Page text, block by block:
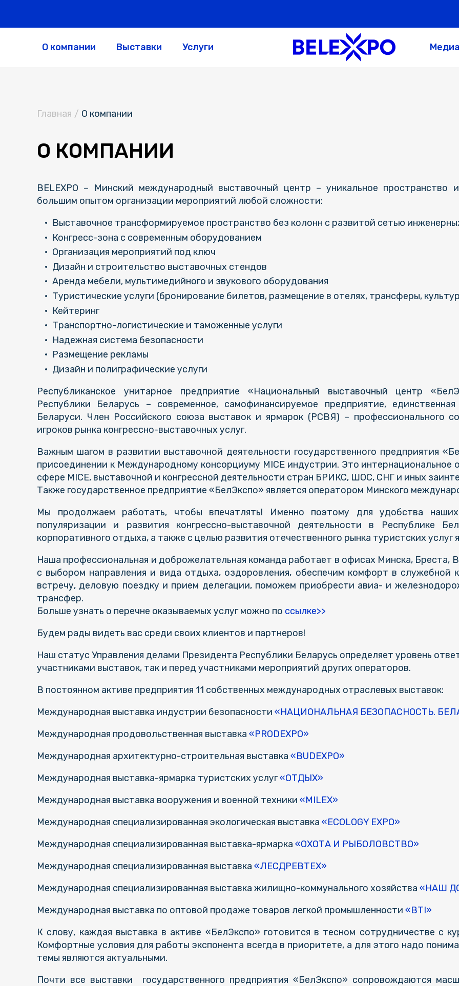
О компании Выставки Услуги Медиа
Главная / О компании
О КОМПАНИИ
BELEXPO – Минский международный выставочный центр – уникальное пространство
большим опытом организации мероприятий любой сложности:
Выставочное трансформируемое пространство без колонн с развитой сетью
Конгресс-зона с современным оборудованием
Организация мероприятий под ключ
Дизайн и строительство выставочных стендов
Аренда мебели, мультимедийного и звукового оборудования
Туристические услуги (бронирование билетов, размещение в отелях, трансферы,
Кейтеринг
Транспортно-логистические и таможенные услуги
Надежная система безопасности
Размещение рекламы
Дизайн и полиграфические услуги
Республиканское унитарное предприятие «Национальный выставочный центр
Республики Беларусь – современное, самофинансируемое предприятие,
Беларуси. Член Российского союза выставок и ярмарок (РСВЯ) – профессионального
игроков рынка конгрессно-выставочных услуг.
Важным шагом в развитии выставочной деятельности государственного предприятия
присоединении к Международному консорциуму MICE индустрии. Это интернациональное
сфере MICE, выставочной и конгрессной деятельности стран БРИКС, ШОС, СНГ и иных
Также государственное предприятие «БелЭкспо» является оператором Минского
Мы продолжаем работать, чтобы впечатлять! Именно поэтому для удобства
популяризации и развития конгрессно-выставочной деятельности в Республике
корпоративного отдыха, а также с целью развития отечественного рынка туристских
Наша профессиональная и доброжелательная команда работает в офисах Минска, Бреста,
с выбором направления и вида отдыха, оздоровления, обеспечим комфорт в служебной
встречу, деловую поездку и прием делегации, поможем приобрести авиа- и
трансфер.
Больше узнать о перечне оказываемых услуг можно по ссылке>>
Будем рады видеть вас среди своих клиентов и партнеров!
Наш статус Управления делами Президента Республики Беларусь определяет уровень
участниками выставок, так и перед участниками мероприятий других операторов.
В постоянном активе предприятия 11 собственных международных отраслевых выставок:
Международная выставка индустрии безопасности «НАЦИОНАЛЬНАЯ БЕЗОПАСНОСТЬ.
Международная продовольственная выставка «PRODEXPO»
Международная архитектурно-строительная выставка «BUDEXPO»
Международная выставка-ярмарка туристских услуг«ОТДЫХ»
Международная выставка вооружения и военной техники «MILEX»
Международная специализированная экологическая выставка «ECOLOGY EXPO»
Международная специализированная выставка-ярмарка «ОХОТА И РЫБОЛОВСТВО»
Международная специализированная выставка «ЛЕСДРЕВТЕХ»
Международная специализированная выставка жилищно-коммунального хозяйства «НАШ
Международная выставка по оптовой продаже товаров легкой промышленности «BTI»
К слову, каждая выставка в активе «БелЭкспо» готовится в тесном сотрудничестве с
Комфортные условия для работы экспонента всегда в приоритете, а для этого надо
темы являются актуальными.
Почти все выставки государственного предприятия «БелЭкспо» сопровождаются